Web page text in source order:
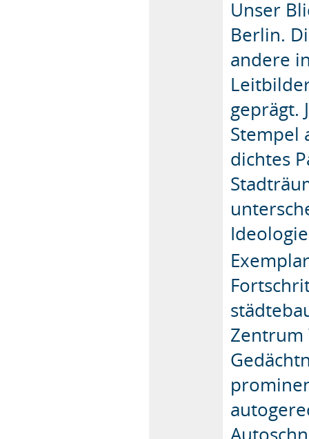
Unser
Berlin.
andere
geprägt.
Stempel
dichtes
Zentrum